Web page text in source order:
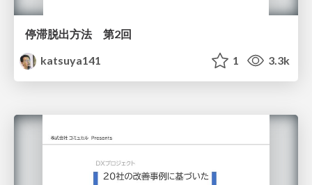
停滞脱出方法 第2回
katsuya141
1 3.3k